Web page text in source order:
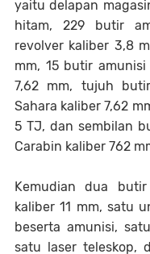
yaitu delapan
hitam, 229 butir
revolver kaliber 3,8
mm, 15 butir
7,62 mm, tujuh
Sahara kaliber 7,62
5 TJ, dan sembilan
Carabin kaliber 762
Kemudian dua
kaliber 11 mm, satu
beserta amunisi,
satu laser teleskop,